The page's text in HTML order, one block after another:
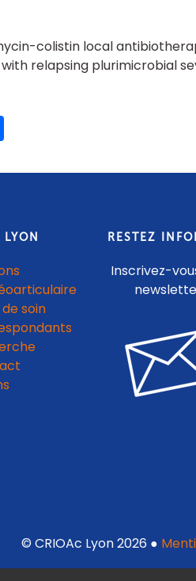
colistin local
relapsing plurimicrobial
soin
RESTEZ
Inscrivez-
© CRIOAc Lyon 2026 ●